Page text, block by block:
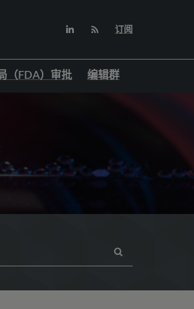
订阅
（FDA）审批 编辑群